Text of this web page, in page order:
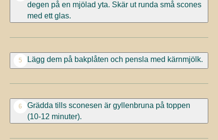
degen på en mjölad yta. Skär ut runda små scones
med ett glas.
5 Lägg dem på bakplåten och pensla med kärnmjölk.
6
Grädda tills sconesen är gyllenbruna på toppen
(10-12 minuter).